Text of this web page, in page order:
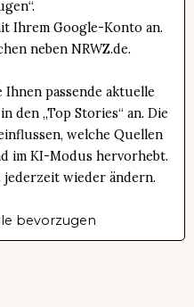
Ihrem Google-Konto an.
neben NRWZ.de.
passende aktuelle
den „Top Stories“ an. Die
welche Quellen
im KI-Modus hervorhebt.
wieder ändern.
bevorzugen